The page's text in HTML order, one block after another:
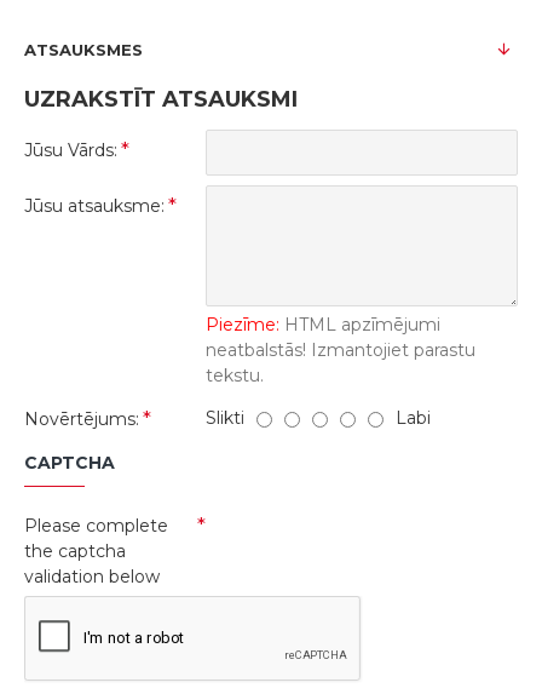
ATSAUKSMES
UZRAKSTĪT ATSAUKSMI
Jūsu Vārds:
Jūsu atsauksme:
Piezīme: HTML apzīmējumi
neatbalstās! Izmantojiet parastu
tekstu.
Novērtējums:
Slikti Labi
CAPTCHA
Please complete
the captcha
validation below